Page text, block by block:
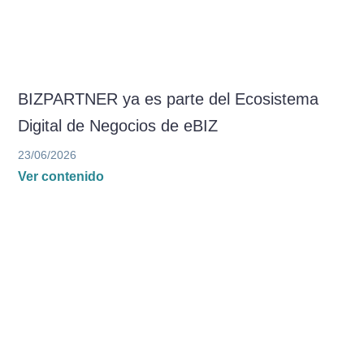
BIZPARTNER ya es parte del Ecosistema
Digital de Negocios de eBIZ
23/06/2026
Ver contenido